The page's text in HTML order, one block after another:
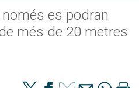
es podran
més de 20 metres